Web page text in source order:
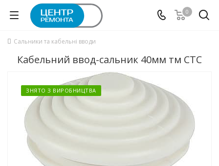
0
Сальники та кабельні вводи
Кабельний ввод-сальник 40мм тм СТС
ЗНЯТО З ВИРОБНИЦТВА